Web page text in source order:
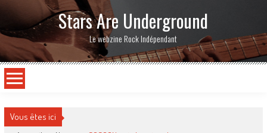
Stars Are Underground
Le webzine Rock Indépendant
Vous êtes ici